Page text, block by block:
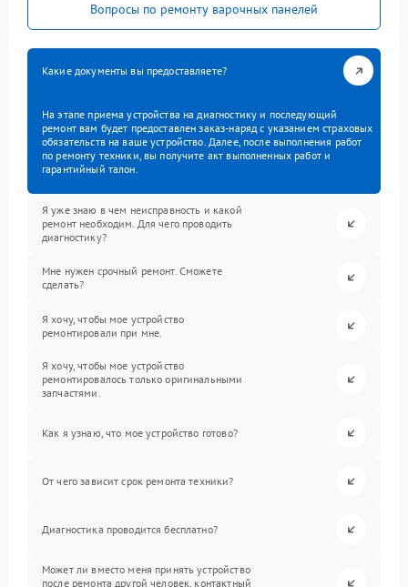
Вопросы по ремонту варочных панелей
Какие документы вы предоставляете?
На этапе приема устройства на диагностику и последующий
ремонт вам будет предоставлен заказ-наряд с указанием страховых
обязательств на ваше устройство. Далее, после выполнения работ
по ремонту техники, вы получите акт выполненных работ и
гарантийный талон.
Я уже знаю в чем неисправность и какой
ремонт необходим. Для чего проводить
диагностику?
Мне нужен срочный ремонт. Сможете
сделать?
Я хочу, чтобы мое устройство
ремонтировали при мне.
Я хочу, чтобы мое устройство
ремонтировалось только оригинальными
запчастями.
Как я узнаю, что мое устройство готово?
От чего зависит срок ремонта техники?
Диагностика проводится бесплатно?
Может ли вместо меня принять устройство
после ремонта другой человек, контактный